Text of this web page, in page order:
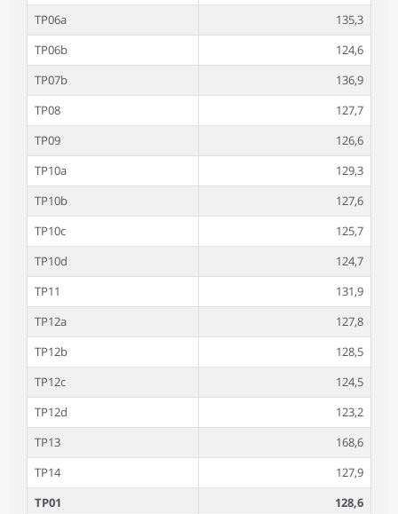
TP06a
135,3
TP06b
124,6
TP07b
136,9
TP08
127,7
TP09
126,6
TP10a
129,3
TP10b
127,6
TP10c
125,7
TP10d
124,7
TP11
131,9
TP12a
127,8
TP12b
128,5
TP12c
124,5
TP12d
123,2
TP13
168,6
TP14
127,9
TP01
128,6